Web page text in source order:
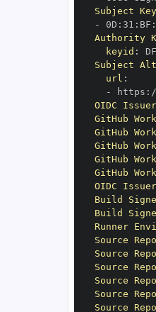
Subject
-
0D : 31 : BF :
Authority
keyid : DF
Subject
url :
-
https :
OIDC Issuer
GitHub
GitHub
GitHub
GitHub
GitHub
OIDC
Build
Build
Runner
Source
Source
Source
Source
Source
Source